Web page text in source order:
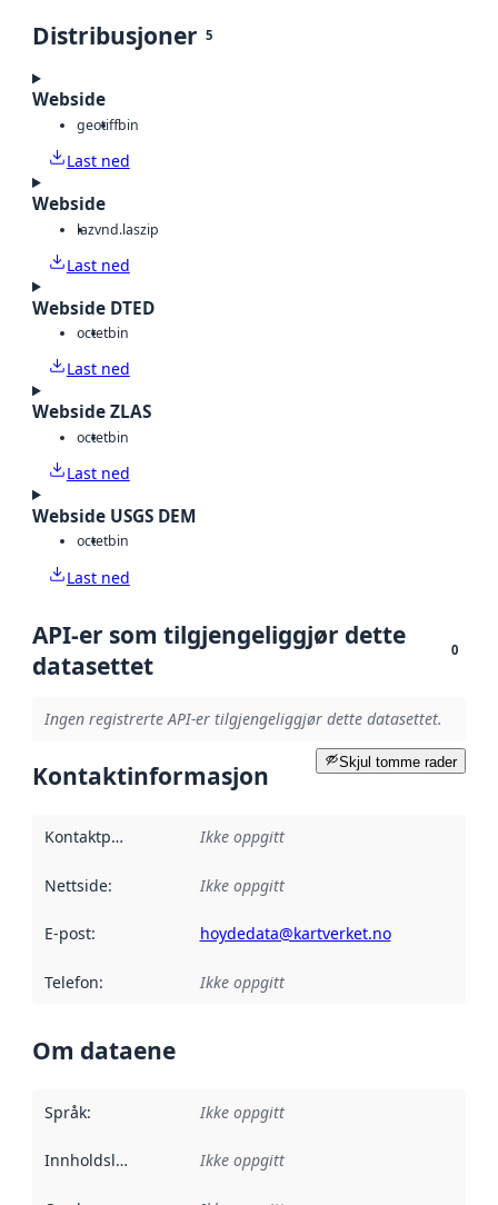
Distribusjoner 5
Webside
geotiffbin
Last ned
Webside
lazvnd.laszip
Last ned
Webside DTED
octetbin
Last ned
Webside ZLAS
octetbin
Last ned
Webside USGS DEM
octetbin
Last ned
API-er som tilgjengeliggjør dette
datasettet
0
Ingen registrerte API-er tilgjengeliggjør dette datasettet.
Skjul tomme rader
Kontaktinformasjon
Kontaktpunkt Ikke oppgitt
Nettside: Ikke oppgitt
E-post: hoydedata@kartverket.no
Telefon: Ikke oppgitt
Om dataene
Språk: Ikke oppgitt
Innholdsleverandører :
Ikke oppgitt